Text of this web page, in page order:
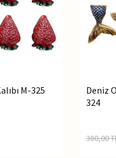
M-325
Deniz
324
380,00